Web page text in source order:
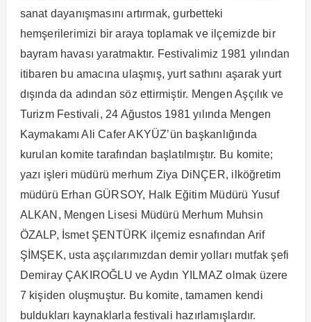
sanat dayanışmasını artırmak, gurbetteki
hemşerilerimizi bir araya toplamak ve ilçemizde bir
bayram havası yaratmaktır. Festivalimiz 1981 yılından
itibaren bu amacına ulaşmış, yurt sathını aşarak yurt
dışında da adından söz ettirmiştir. Mengen Aşçılık ve
Turizm Festivali, 24 Ağustos 1981 yılında Mengen
Kaymakamı Ali Cafer AKYÜZ’ün başkanlığında
kurulan komite tarafından başlatılmıştır. Bu komite;
yazı işleri müdürü merhum Ziya DiNÇER, ilköğretim
müdürü Erhan GÜRSOY, Halk Eğitim Müdürü Yusuf
ALKAN, Mengen Lisesi Müdürü Merhum Muhsin
ÖZALP, İsmet ŞENTÜRK ilçemiz esnafından Arif
ŞİMŞEK, usta aşçılarımızdan demir yolları mutfak şefi
Demiray ÇAKIROĞLU ve Aydın YILMAZ olmak üzere
7 kişiden oluşmuştur. Bu komite, tamamen kendi
buldukları kaynaklarla festivali hazırlamışlardır.